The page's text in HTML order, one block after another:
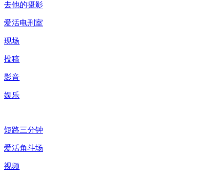
去他的摄影
爱活电刑室
现场
投稿
影音
娱乐
短路三分钟
爱活角斗场
视频